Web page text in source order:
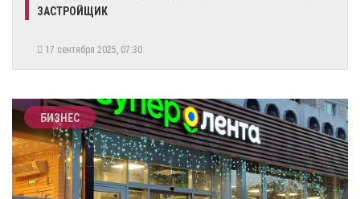
ЗАСТРОЙЩИК
17 сентября 2025, 07:30
БИЗНЕС